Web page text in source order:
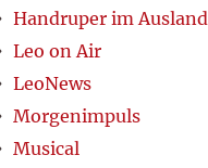
Handruper im Ausland
Leo on Air
LeoNews
Morgenimpuls
Musical